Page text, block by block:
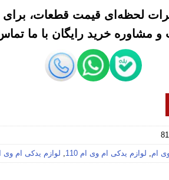
لحظه‌ای قیمت قطعات، برای
و مشاوره خرید رایگان با ما
ام لوازم یدکی ام وی ام 110 لوازم یدکی ام وی ام